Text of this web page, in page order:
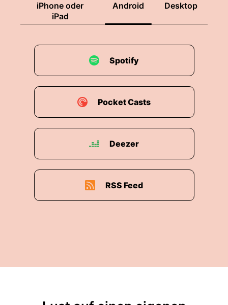
iPhone oder
iPad
Android Desktop
Spotify
Pocket Casts
Deezer
RSS Feed